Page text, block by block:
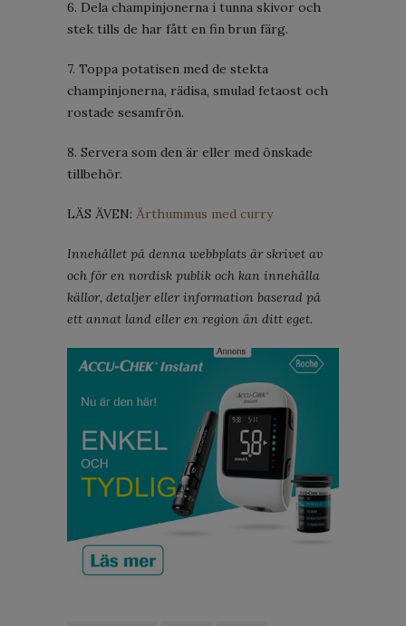
6. Dela champinjonerna i tunna skivor och
stek tills de har fått en fin brun färg.
7. Toppa potatisen med de stekta
champinjonerna, rädisa, smulad fetaost och
rostade sesamfrön.
8. Servera som den är eller med önskade
tillbehör.
LÄS ÄVEN: Ärthummus med curry
Innehållet på denna webbplats är skrivet av
och för en nordisk publik och kan innehålla
källor, detaljer eller information baserad på
ett annat land eller en region än ditt eget.